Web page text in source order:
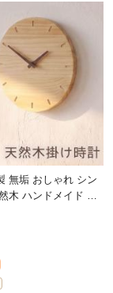
無垢 おしゃれ シン
木 ハンドメイド ナ
ォーツ ムーブメント